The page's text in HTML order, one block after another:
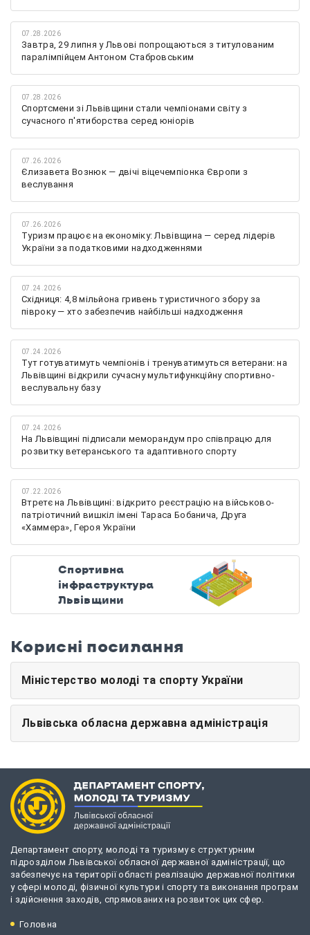
07.28.2026
Завтра, 29 липня у Львові попрощаються з титулованим
паралімпійцем Антоном Стабровським
07.28.2026
Спортсмени зі Львівщини стали чемпіонами світу з
сучасного п'ятиборства серед юніорів
07.26.2026
Єлизавета Вознюк — двічі віцечемпіонка Європи з
веслування
07.26.2026
Туризм працює на економіку: Львівщина — серед лідерів
України за податковими надходженнями
07.24.2026
Східниця: 4,8 мільйона гривень туристичного збору за
півроку — хто забезпечив найбільші надходження
07.24.2026
Тут готуватимуть чемпіонів і тренуватимуться ветерани: на
Львівщині відкрили сучасну мультифункційну спортивно-
веслувальну базу
07.24.2026
На Львівщині підписали меморандум про співпрацю для
розвитку ветеранського та адаптивного спорту
07.22.2026
Втретє на Львівщині: відкрито реєстрацію на військово-
патріотичний вишкіл імені Тараса Бобанича, Друга
«Хаммера», Героя України
Спортивна
інфраструктура
Львівщини
Корисні посилання
Міністерство молоді та спорту України
Львівська обласна державна адміністрація
Департамент спорту, молоді та туризму є структурним
підрозділом Львівської обласної державної адміністрації, що
забезпечує на території області реалізацію державної політики
у сфері молоді, фізичної культури і спорту та виконання програм
і здійснення заходів, спрямованих на розвиток цих сфер.
Головна